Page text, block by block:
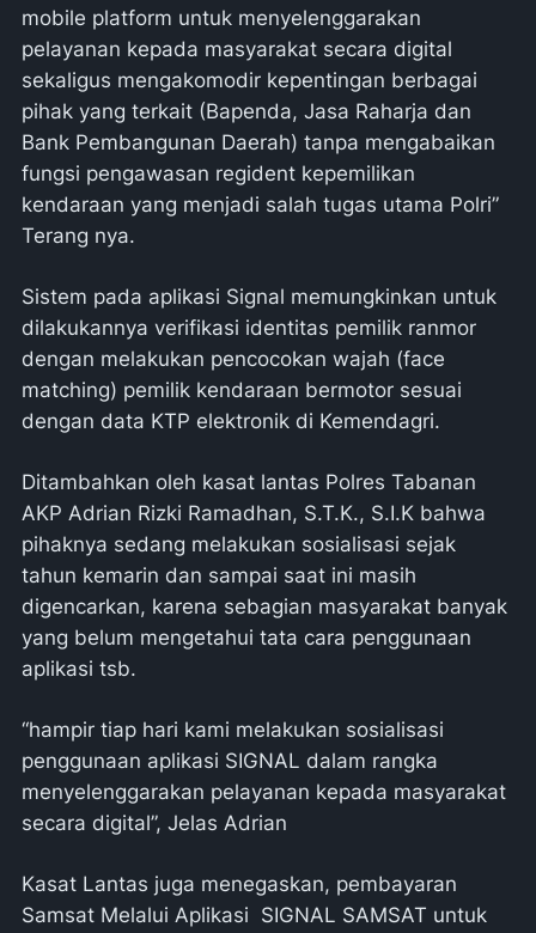
mobile platform untuk menyelenggarakan
pelayanan kepada masyarakat secara digital
sekaligus mengakomodir kepentingan berbagai
pihak yang terkait (Bapenda, Jasa Raharja dan
Bank Pembangunan Daerah) tanpa mengabaikan
fungsi pengawasan regident kepemilikan
kendaraan yang menjadi salah tugas utama Polri”
Terang nya.
Sistem pada aplikasi Signal memungkinkan untuk
dilakukannya verifikasi identitas pemilik ranmor
dengan melakukan pencocokan wajah (face
matching) pemilik kendaraan bermotor sesuai
dengan data KTP elektronik di Kemendagri.
Ditambahkan oleh kasat lantas Polres Tabanan
AKP Adrian Rizki Ramadhan, S.T.K., S.I.K bahwa
pihaknya sedang melakukan sosialisasi sejak
tahun kemarin dan sampai saat ini masih
digencarkan, karena sebagian masyarakat banyak
yang belum mengetahui tata cara penggunaan
aplikasi tsb.
“hampir tiap hari kami melakukan sosialisasi
penggunaan aplikasi SIGNAL dalam rangka
menyelenggarakan pelayanan kepada masyarakat
secara digital”, Jelas Adrian
Kasat Lantas juga menegaskan, pembayaran
Samsat Melalui Aplikasi SIGNAL SAMSAT untuk